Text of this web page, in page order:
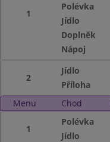
1
Polévka
Jídlo
Doplněk
Nápoj
2
Jídlo
Příloha
Menu
Chod
1
Polévka
Jídlo